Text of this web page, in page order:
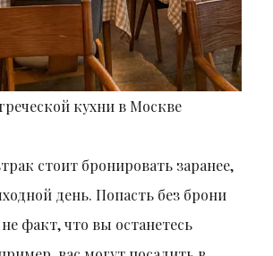
кухни в Москве
стоит бронировать заранее,
день. Попасть без брони
факт, что вы останетесь